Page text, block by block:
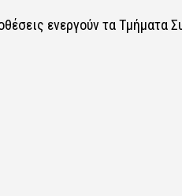
ενεργούν τα Τμήματα